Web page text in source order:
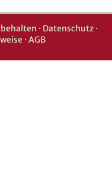
· Datenschutz ·
· AGB